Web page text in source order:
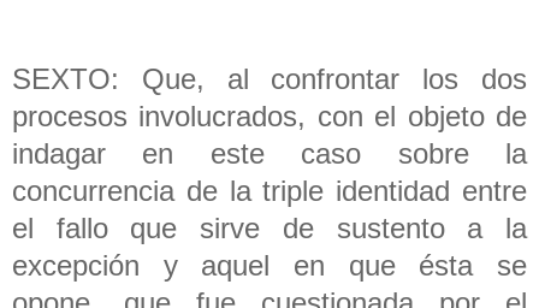
SEXTO: Que, al confrontar los dos
procesos involucrados, con el objeto de
indagar en este caso sobre la
concurrencia de la triple identidad entre
el fallo que sirve de sustento a la
excepción y aquel en que ésta se